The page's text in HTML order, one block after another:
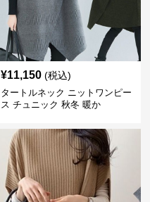
¥11,150 (税込)
タートルネック ニットワンピー
ス チュニック 秋冬 暖か